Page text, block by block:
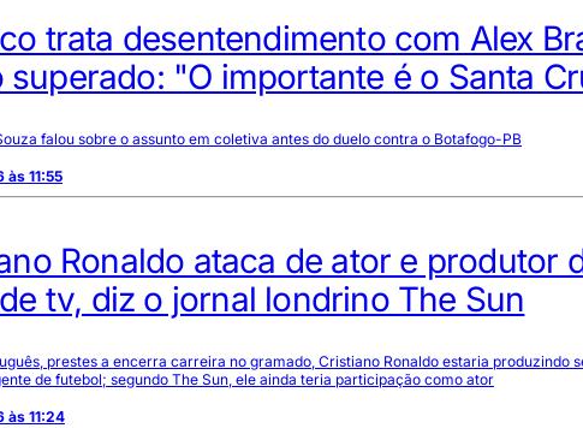
trata desentendimento com Alex
superado: "O importante é o Santa
falou sobre o assunto em coletiva antes do duelo contra o Botafogo-PB
11:55
Ronaldo ataca de ator e produtor
tv, diz o jornal londrino The Sun
prestes a encerra carreira no gramado, Cristiano Ronaldo estaria produzindo
de futebol; segundo The Sun, ele ainda teria participação como ator
11:24